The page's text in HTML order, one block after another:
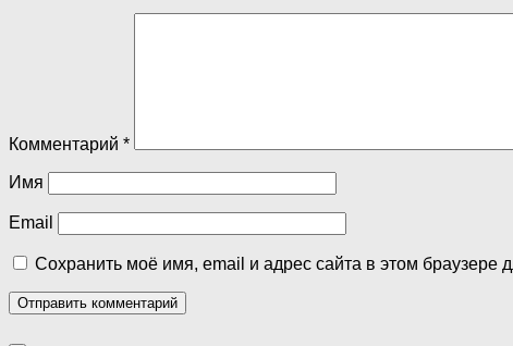
Комментарий *
Имя
Email
Сохранить моё имя, email и адрес сайта в этом